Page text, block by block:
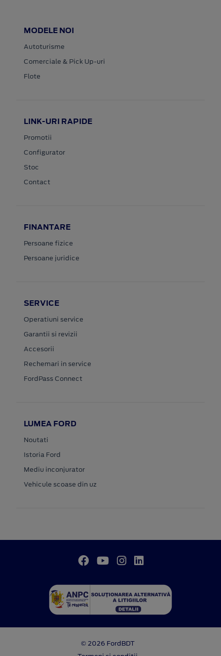
MODELE NOI
Autoturisme
Comerciale & Pick Up-uri
Flote
LINK-URI RAPIDE
Promotii
Configurator
Stoc
Contact
FINANTARE
Persoane fizice
Persoane juridice
SERVICE
Operatiuni service
Garantii si revizii
Accesorii
Rechemari in service
FordPass Connect
LUMEA FORD
Noutati
Istoria Ford
Mediu inconjurator
Vehicule scoase din uz
© 2026 FordBDT